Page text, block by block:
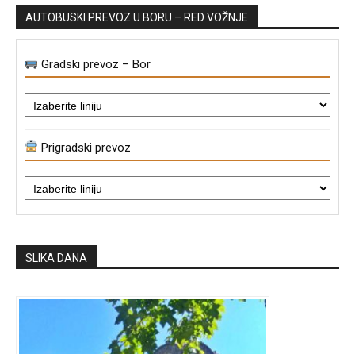
AUTOBUSKI PREVOZ U BORU – RED VOŽNJE
Gradski prevoz – Bor
Prigradski prevoz
SLIKA DANA